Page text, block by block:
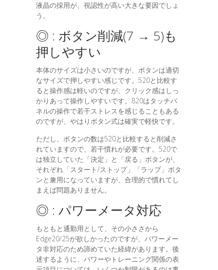
液晶の採用が、視認性が高い大きな要因でしょ
う。
◎ : ボタン削減(7 → 5)も
押しやすい
本体のサイズは小さいのですが、ボタンは適切
なサイズで押しやすい感じです。520と比較す
ると操作感は軽いのですが、クリック感はしっ
かりあって操作しやすいです。820はタッチパ
ネルの操作で若干ストレスを感じることもある
のですが、やはりボタン式は確実で軽快です。
ただし、ボタンの数は520と比較すると削減さ
れていますので、若干慣れが必要です。520で
は独立していた「決定」と「戻る」ボタンが、
それぞれ「スタート/ストップ」「ラップ」ボタ
ンと兼用になっていますが、合理的で慣れてし
まえば問題ありません。
◎ : パワーメータ対応
もともと通勤用として、その小ささから
Edge20/25が欲しかったのですが、パワーメー
タ非対応のため諦めていた経緯があります。後
述するように、パワーやトレーニング関係の表